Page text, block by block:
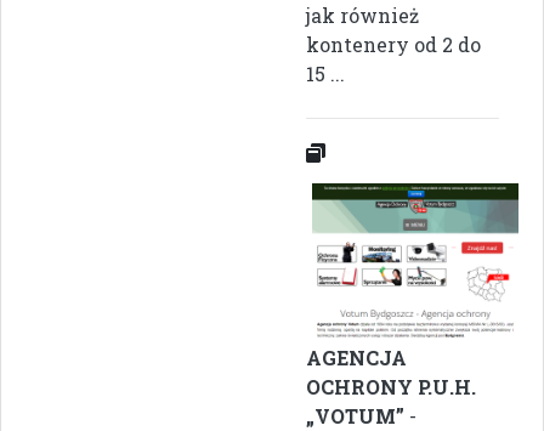
jak również
kontenery od 2 do
15 ...
AGENCJA
OCHRONY P.U.H.
„VOTUM” -